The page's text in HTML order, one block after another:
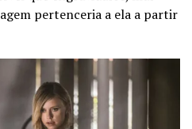
pertenceria a ela a partir